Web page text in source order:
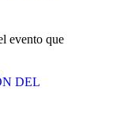
evento que